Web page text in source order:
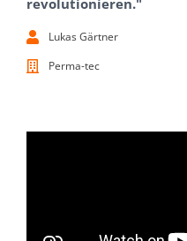
Lukas Gärtner
Perma-tec